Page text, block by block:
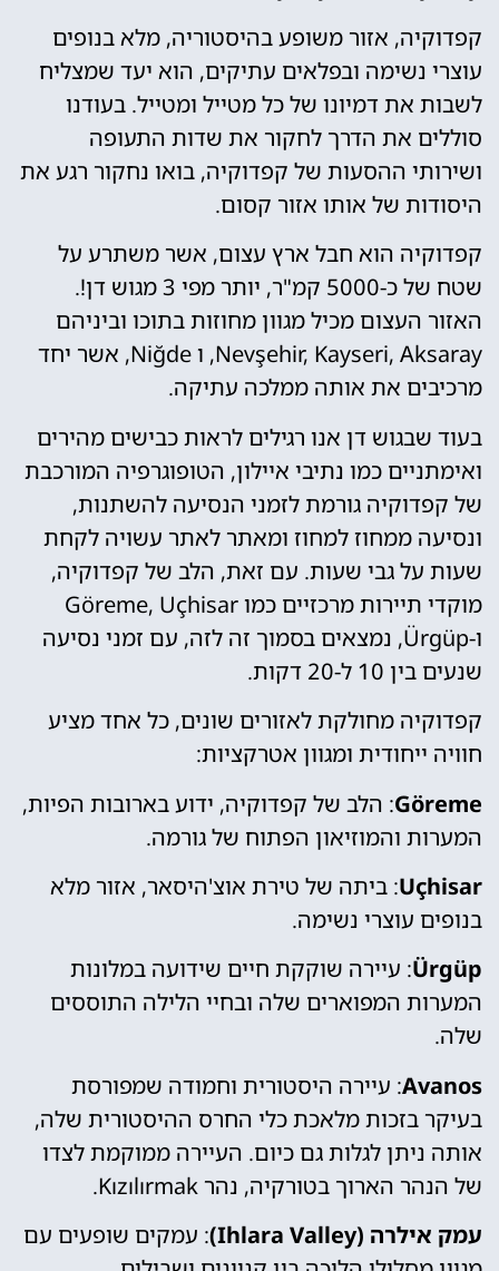
קפדוקיה, אזור משופע בהיסטוריה, מלא בנופים
עוצרי נשימה ובפלאים עתיקים, הוא יעד שמצליח
לשבות את דמיונו של כל מטייל ומטייל. בעודנו
סוללים את הדרך לחקור את שדות התעופה
ושירותי ההסעות של קפדוקיה, בואו נחקור רגע את
היסודות של אותו אזור קסום.
קפדוקיה הוא חבל ארץ עצום, אשר משתרע על
שטח של כ-5000 קמ"ר, יותר מפי 3 מגוש דן!.
האזור העצום מכיל מגוון מחוזות בתוכו וביניהם
Nevşehir, Kayseri, Aksaray, ו Niğde, אשר יחד
מרכיבים את אותה ממלכה עתיקה.
בעוד שבגוש דן אנו רגילים לראות כבישים מהירים
ואימתניים כמו נתיבי איילון, הטופוגרפיה המורכבת
של קפדוקיה גורמת לזמני הנסיעה להשתנות,
ונסיעה ממחוז למחוז ומאתר לאתר עשויה לקחת
שעות על גבי שעות. עם זאת, הלב של קפדוקיה,
מוקדי תיירות מרכזיים כמו Göreme, Uçhisar
ו-Ürgüp, נמצאים בסמוך זה לזה, עם זמני נסיעה
שנעים בין 10 ל-20 דקות.
קפדוקיה מחולקת לאזורים שונים, כל אחד מציע
חוויה ייחודית ומגוון אטרקציות:
Göreme: הלב של קפדוקיה, ידוע בארובות הפיות,
המערות והמוזיאון הפתוח של גורמה.
Uçhisar: ביתה של טירת אוצ'היסאר, אזור מלא
בנופים עוצרי נשימה.
Ürgüp: עיירה שוקקת חיים שידועה במלונות
המערות המפוארים שלה ובחיי הלילה התוססים
שלה.
Avanos: עיירה היסטורית וחמודה שמפורסת
בעיקר בזכות מלאכת כלי החרס ההיסטורית שלה,
אותה ניתן לגלות גם כיום. העיירה ממוקמת לצדו
של הנהר הארוך בטורקיה, נהר Kızılırmak.
עמק אילרה (Ihlara Valley)
: עמקים שופעים עם